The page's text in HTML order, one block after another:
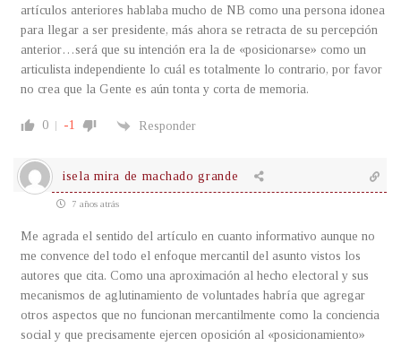
artículos anteriores hablaba mucho de NB como una persona idonea
para llegar a ser presidente, más ahora se retracta de su percepción
anterior…será que su intención era la de «posicionarse» como un
articulista independiente lo cuál es totalmente lo contrario, por favor
no crea que la Gente es aún tonta y corta de memoria.
0 -1 Responder
isela mira de machado grande
7 años atrás
Me agrada el sentido del artículo en cuanto informativo aunque no
me convence del todo el enfoque mercantil del asunto vistos los
autores que cita. Como una aproximación al hecho electoral y sus
mecanismos de aglutinamiento de voluntades habría que agregar
otros aspectos que no funcionan mercantilmente como la conciencia
social y que precisamente ejercen oposición al «posicionamiento»